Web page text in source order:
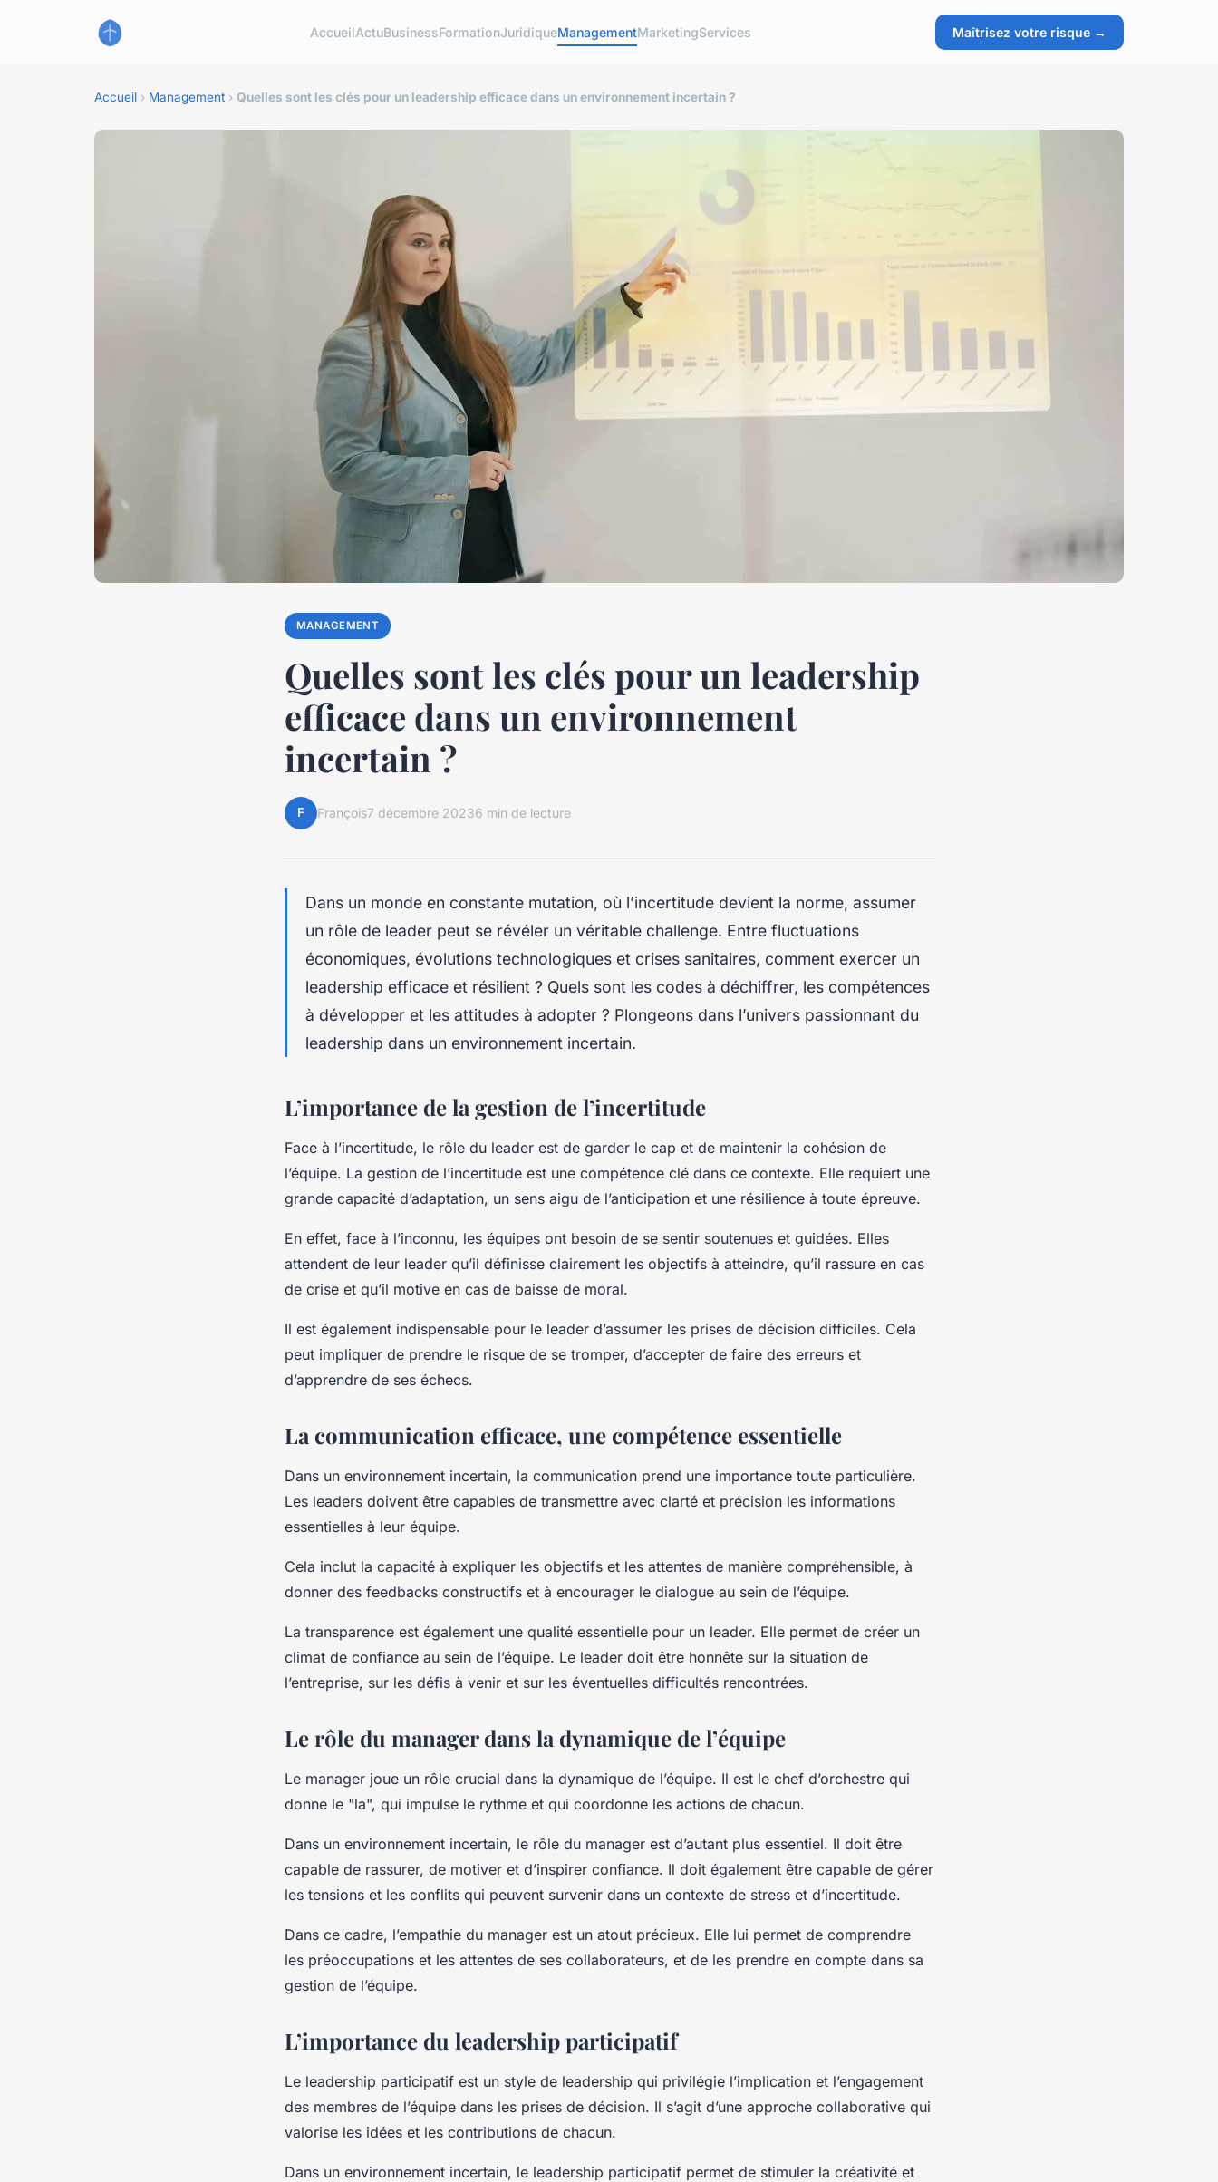
AccueilActuBusinessFormationJuridiqueManagementMarketingServices Maîtrisez votre risque →
Accueil › Management › Quelles sont les clés pour un leadership efficace dans un environnement incertain ?
MANAGEMENT
Quelles sont les clés pour un leadership
efficace dans un environnement
incertain ?
F François7 décembre 20236 min de lecture
Dans un monde en constante mutation, où l’incertitude devient la norme, assumer
un rôle de leader peut se révéler un véritable challenge. Entre fluctuations
économiques, évolutions technologiques et crises sanitaires, comment exercer un
leadership efficace et résilient ? Quels sont les codes à déchiffrer, les compétences
à développer et les attitudes à adopter ? Plongeons dans l’univers passionnant du
leadership dans un environnement incertain.
L’importance de la gestion de l’incertitude
Face à l’incertitude, le rôle du leader est de garder le cap et de maintenir la cohésion de
l’équipe. La gestion de l’incertitude est une compétence clé dans ce contexte. Elle requiert une
grande capacité d’adaptation, un sens aigu de l’anticipation et une résilience à toute épreuve.
En effet, face à l’inconnu, les équipes ont besoin de se sentir soutenues et guidées. Elles
attendent de leur leader qu’il définisse clairement les objectifs à atteindre, qu’il rassure en cas
de crise et qu’il motive en cas de baisse de moral.
Il est également indispensable pour le leader d’assumer les prises de décision difficiles. Cela
peut impliquer de prendre le risque de se tromper, d’accepter de faire des erreurs et
d’apprendre de ses échecs.
La communication efficace, une compétence essentielle
Dans un environnement incertain, la communication prend une importance toute particulière.
Les leaders doivent être capables de transmettre avec clarté et précision les informations
essentielles à leur équipe.
Cela inclut la capacité à expliquer les objectifs et les attentes de manière compréhensible, à
donner des feedbacks constructifs et à encourager le dialogue au sein de l’équipe.
La transparence est également une qualité essentielle pour un leader. Elle permet de créer un
climat de confiance au sein de l’équipe. Le leader doit être honnête sur la situation de
l’entreprise, sur les défis à venir et sur les éventuelles difficultés rencontrées.
Le rôle du manager dans la dynamique de l’équipe
Le manager joue un rôle crucial dans la dynamique de l’équipe. Il est le chef d’orchestre qui
donne le "la", qui impulse le rythme et qui coordonne les actions de chacun.
Dans un environnement incertain, le rôle du manager est d’autant plus essentiel. Il doit être
capable de rassurer, de motiver et d’inspirer confiance. Il doit également être capable de gérer
les tensions et les conflits qui peuvent survenir dans un contexte de stress et d’incertitude.
Dans ce cadre, l’empathie du manager est un atout précieux. Elle lui permet de comprendre
les préoccupations et les attentes de ses collaborateurs, et de les prendre en compte dans sa
gestion de l’équipe.
L’importance du leadership participatif
Le leadership participatif est un style de leadership qui privilégie l’implication et l’engagement
des membres de l’équipe dans les prises de décision. Il s’agit d’une approche collaborative qui
valorise les idées et les contributions de chacun.
Dans un environnement incertain, le leadership participatif permet de stimuler la créativité et